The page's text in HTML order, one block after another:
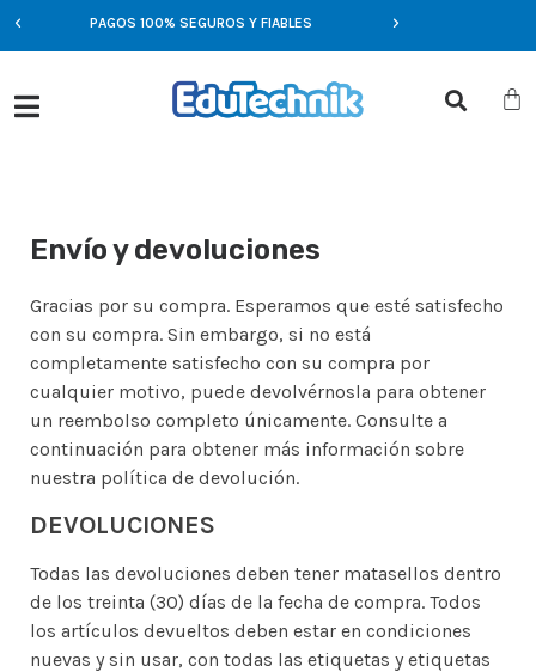
PAGOS 100% SEGUROS Y FIABLES
Envío y devoluciones
Gracias por su compra. Esperamos que esté satisfecho
con su compra. Sin embargo, si no está
completamente satisfecho con su compra por
cualquier motivo, puede devolvérnosla para obtener
un reembolso completo únicamente. Consulte a
continuación para obtener más información sobre
nuestra política de devolución.
DEVOLUCIONES
Todas las devoluciones deben tener matasellos dentro
de los treinta (30) días de la fecha de compra. Todos
los artículos devueltos deben estar en condiciones
nuevas y sin usar, con todas las etiquetas y etiquetas